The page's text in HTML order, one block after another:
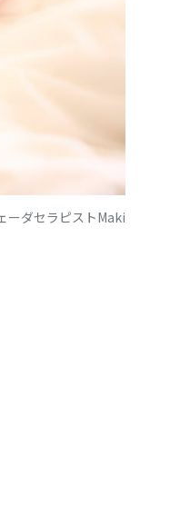
ーダセラピストMaki